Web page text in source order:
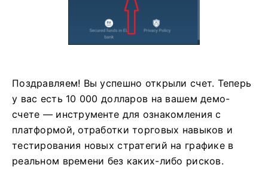
Поздравляем! Вы успешно открыли счет. Теперь
у вас есть 10 000 долларов на вашем демо-
счете — инструменте для ознакомления с
платформой, отработки торговых навыков и
тестирования новых стратегий на графике в
реальном времени без каких-либо рисков.